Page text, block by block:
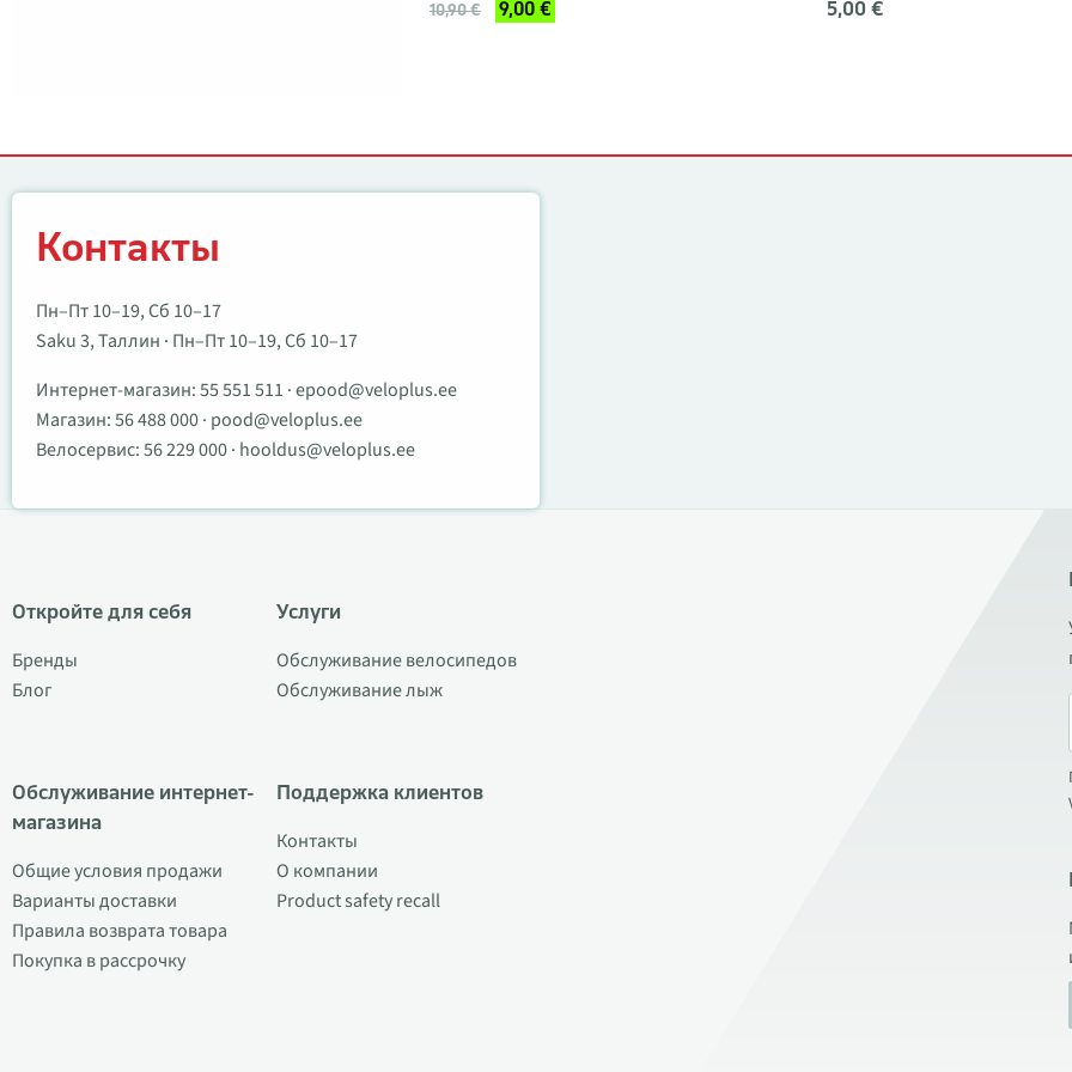
10,90 € 9,00 € 5,00 €
Контакты
Пн–Пт 10–19, Сб 10–17
Saku 3, Таллин · Пн–Пт 10–19, Сб 10–17
Интернет-магазин:55 551 511 ·epood@veloplus.ee
Магазин:56 488 000· pood@veloplus.ee
Велосервис:56 229 000· hooldus@veloplus.ee
Откройте для себя
Бренды
Блог
Обслуживание интернет-
магазина
Общие условия продажи
Варианты доставки
Правила возврата товара
Покупка в рассрочку
Услуги
Обслуживание велосипедов
Обслуживание лыж
Поддержка клиентов
Контакты
О компании
Product safety recall